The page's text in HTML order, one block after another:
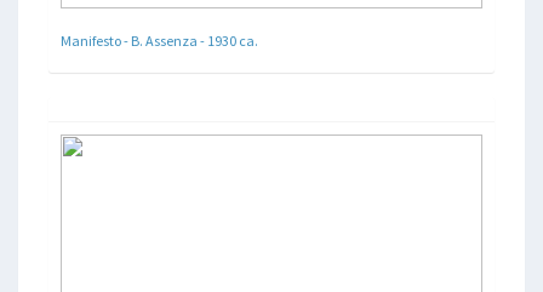
Manifesto - B. Assenza - 1930 ca.